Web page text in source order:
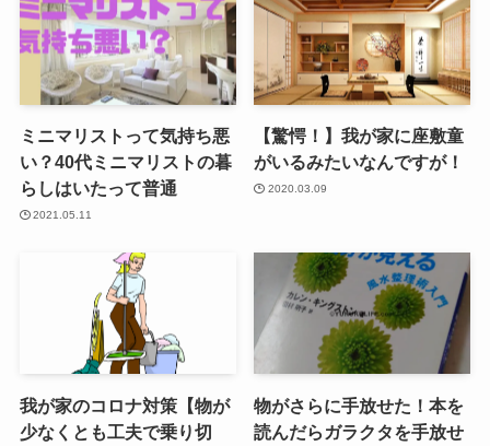
ミニマリストって気持ち悪
い？40代ミニマリストの暮
らしはいたって普通
2021.05.11
【驚愕！】我が家に座敷童
がいるみたいなんですが！
2020.03.09
我が家のコロナ対策【物が
少なくとも工夫で乗り切
物がさらに手放せた！本を
読んだらガラクタを手放せ